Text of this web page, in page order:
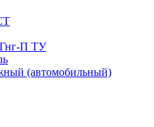
П ТУ
(автомобильный)